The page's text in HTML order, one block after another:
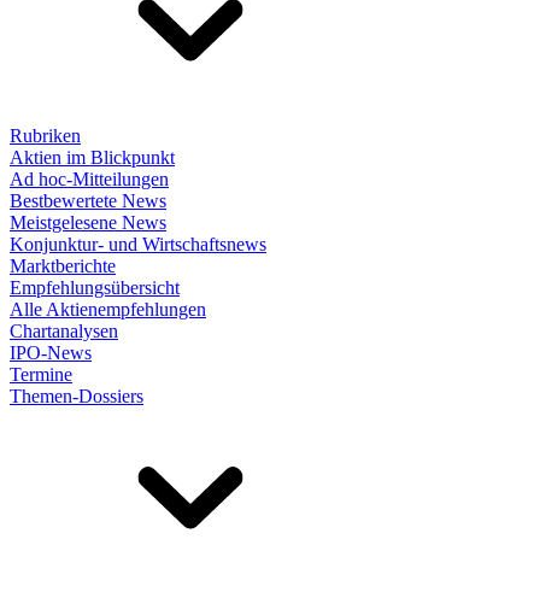
Rubriken
Aktien im Blickpunkt
Ad hoc-Mitteilungen
Bestbewertete News
Meistgelesene News
Konjunktur- und Wirtschaftsnews
Marktberichte
Empfehlungsübersicht
Alle Aktienempfehlungen
Chartanalysen
IPO-News
Termine
Themen-Dossiers